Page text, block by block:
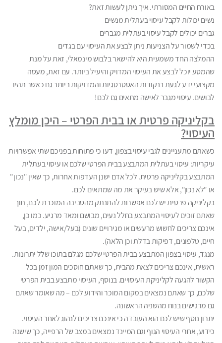
באורח החיים המסורתי. איך ניתן לעשות זאת?
נשים יכולות לקבל עיסוי בעתלית מנשים
גברים יכולים לקבל עיסוי בעתלית מגברים
בכדי לשמור על הצניעות ניתן לבצע את העיסוי עם בגדים
ההמלצה החד משמעית היא להישאר בלבוש מינמאלי, זאת על מנת
שהמסע יוכל לבצע את העיסוי המדויק והיעיל ביותר. עם זאת, מעסה
מקצועי ידע לגעת בנקודות האסטרטגיות והמדויקות ביותר גם כאשר תהיו
לבושים. עיסוי מגבר לאישה מתאים גם לכם!
בקליניקה פרטית או בבית הפרטי – היכן מומלץ
העיסוי?
כשאתם מתעניינים לגבי עיסוי בצפון, דעו כי פתוחות בפניכם שתי אפשרויות
עיקריות: עיסוי בעתלית המתבצע בבית הפרטי שלכם או עיסוי בעתלית
המתבצע בקליניקה פרטית. לכל אדם ישנן העדפות אחרות, כך שאין "נכון"
או "לא נכון", אלא שיש בעיקר את מה שמתאים לכם.
בקליניקה פרטית יש לכם אפשרות להתנתק מהסביבה המוכרת לכם, תוך
שאתם זוכים לעיסוי המתבצע בחלל נעים, מבושם ומאד מרגיע. כמו כן,
אינכם צריכים לחשוש מרעשים או מגירויים שונים (בעל/אישה, ילדים, בעל
חיים, טלפונים, דפיקות בדלת וכן הלאה).
מנגד, עיסוי בצפון המתבצע בבית הפרטי שלכם מגלם בתוכו שלל יתרונות.
ראשית, אינכם צריכים לצאת מהבית, כך שאתם חוסכים המון זמן בכל
הקשור להגעה לקליניקת העיסויים. בנוסף, העיסוי מתבצע בבית הפרטי
שלכם, כך שאתם נמצאים במקום המוכר והידוע לכם – מה שאומר שאתם
גם מרגישים בנוח מהשניה הראשונה.
יתרון נוסף שיש לכם הוא העובדה כי אינכם צריכים לנהוג לאחר העיסוי.
כידוע, אחרי העיסוי הגוף וגם המיינד נמצאים במצב של הרפייה, כך שישנה